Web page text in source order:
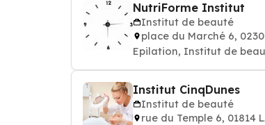
NutriForme Institut
Institut de beauté
place du Marché 6,
Epilation, Institut de
Institut CinqDunes
Institut de beauté
rue du Temple 6, 01814